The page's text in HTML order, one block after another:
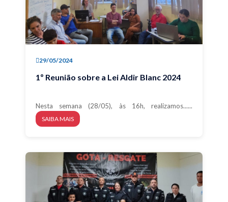
29/05/2024
1º Reunião sobre a Lei Aldir Blanc 2024
Nesta semana (28/05), às 16h, realizamos......
SAIBA MAIS